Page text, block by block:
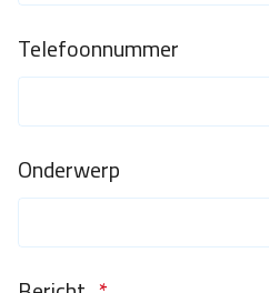
Telefoonnummer
Onderwerp